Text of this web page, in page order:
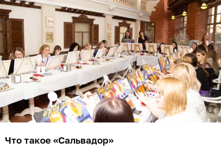
Что такое «Сальвадор»